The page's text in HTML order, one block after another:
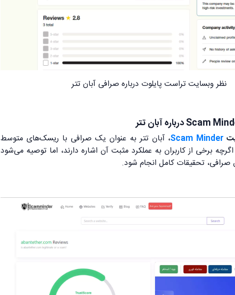
نظر وبسایت تراست پایلوت درباره صرافی آبان تتر
Scam Minder، آبان تتر به عنوان یک صرافی با ریسک‌های متوسط
برخی از کاربران به عملکرد مثبت آن اشاره دارند، اما توصیه می‌شود
صرافی، تحقیقات کامل انجام شود.